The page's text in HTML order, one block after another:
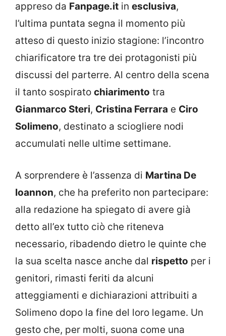
appreso da Fanpage.it in esclusiva,
l’ultima puntata segna il momento più
atteso di questo inizio stagione: l’incontro
chiarificatore tra tre dei protagonisti più
discussi del parterre. Al centro della scena
il tanto sospirato chiarimento tra
Gianmarco Steri, Cristina Ferrara e Ciro
Solimeno, destinato a sciogliere nodi
accumulati nelle ultime settimane.
A sorprendere è l’assenza di Martina De
Ioannon, che ha preferito non partecipare:
alla redazione ha spiegato di avere già
detto all’ex tutto ciò che riteneva
necessario, ribadendo dietro le quinte che
la sua scelta nasce anche dal rispetto per i
genitori, rimasti feriti da alcuni
atteggiamenti e dichiarazioni attribuiti a
Solimeno dopo la fine del loro legame. Un
gesto che, per molti, suona come una